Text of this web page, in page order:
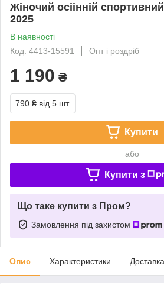
Жіночий осіінній
2025
В наявності
Код: 4413-15591
Опт і роздріб
1 190 ₴
790 ₴ від 5 шт.
Купити
або
Купити з
Що таке купити з Пром?
Замовлення під захистом
Опис Характеристики Доставка